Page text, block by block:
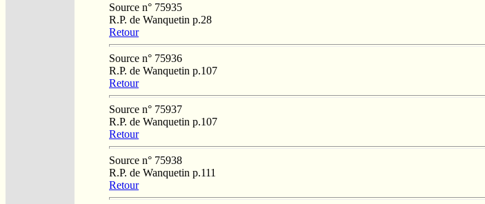
Source n° 75935
R.P. de Wanquetin p.28
Retour
Source n° 75936
R.P. de Wanquetin p.107
Retour
Source n° 75937
R.P. de Wanquetin p.107
Retour
Source n° 75938
R.P. de Wanquetin p.111
Retour